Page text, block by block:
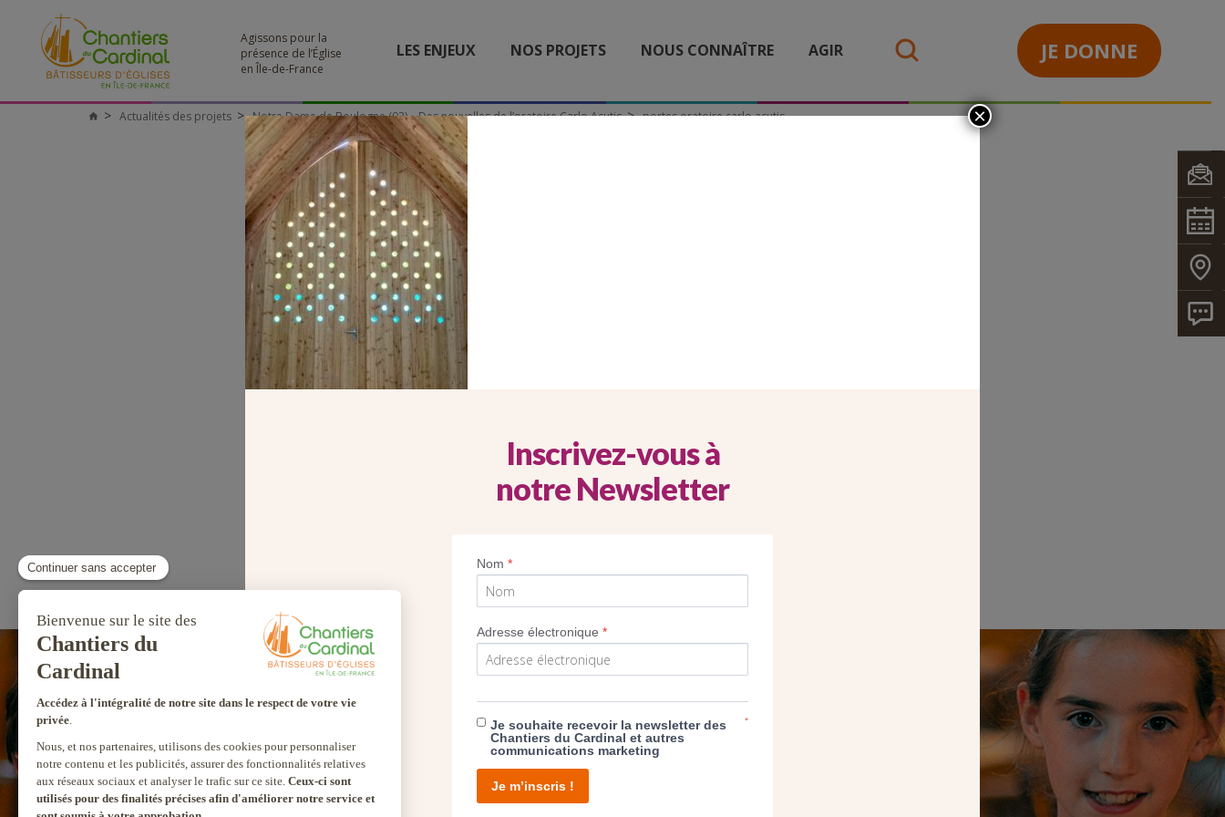
Agissons pour la
présence de l’Église
en Île-de-France
LES ENJEUX NOS PROJETS NOUS CONNAÎTRE AGIR JE DONNE
Chantiers
Actualités des projets Notre Dame de Boulogne (92) – Des nouvelles de l’oratoire Carlo Acutis portes oratoire carlo acutis
PORTES ORATOIRE CARLO ACUTIS
SEUL VOTRE DON
NOUS PERMET D’AGIR
Inscrivez-vous à
notre Newsletter
Nom*
Adresse électronique*
Je souhaite recevoir la newsletter des
Chantiers du Cardinal et autres
communications marketing
*
Je m’inscris !
×